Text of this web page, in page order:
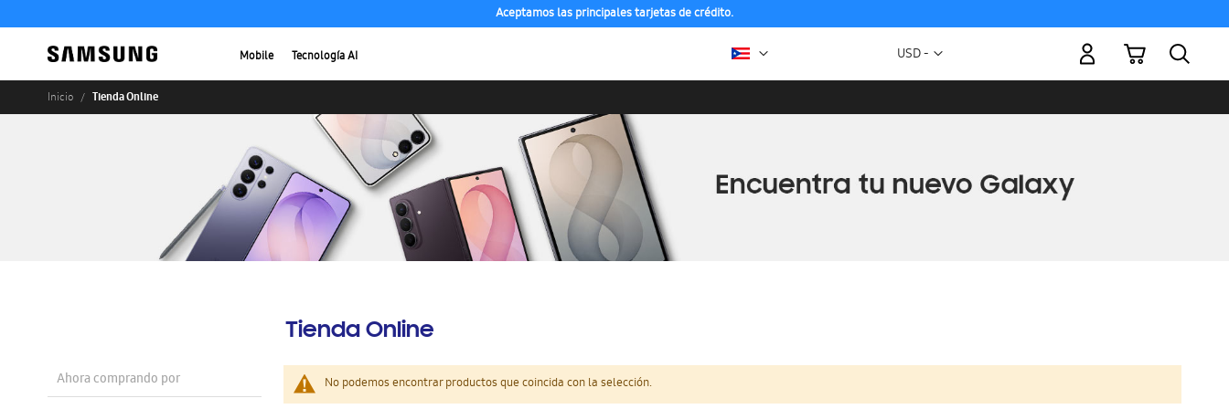
Aceptamos las principales tarjetas de crédito.
Mobile Tecnología AI Moneda
USD -
Mi carrito
Inicio Tienda Online
Tienda Online
No podemos encontrar productos que coincida con la selección.
Ahora comprando por